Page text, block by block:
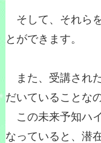
そして、それら
とができます。
また、受講され
だいていることな
この未来予知ハ
なっていると、潜